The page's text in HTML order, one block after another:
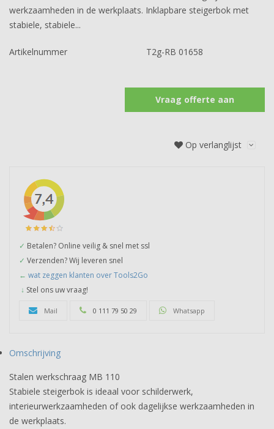
werkzaamheden in de werkplaats. Inklapbare steigerbok met
stabiele, stabiele...
Artikelnummer T2g-RB 01658
Vraag offerte aan
Op verlanglijst
✓ Betalen? Online veilig & snel met ssl
✓ Verzenden? Wij leveren snel
← wat zeggen klanten over Tools2Go
↓ Stel ons uw vraag!
Mail 0 111 79 50 29 Whatsapp
Omschrijving
Stalen werkschraag MB 110
Stabiele steigerbok is ideaal voor schilderwerk,
interieurwerkzaamheden of ook dagelijkse werkzaamheden in
de werkplaats.